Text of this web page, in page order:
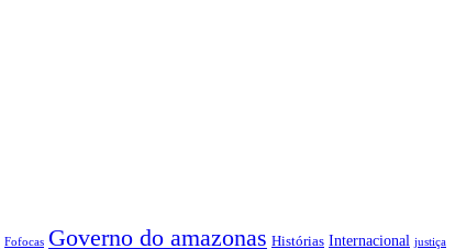
Fofocas Governo do amazonas Histórias Internacional justiça